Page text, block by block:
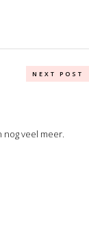
NEXT POST
nog veel meer.